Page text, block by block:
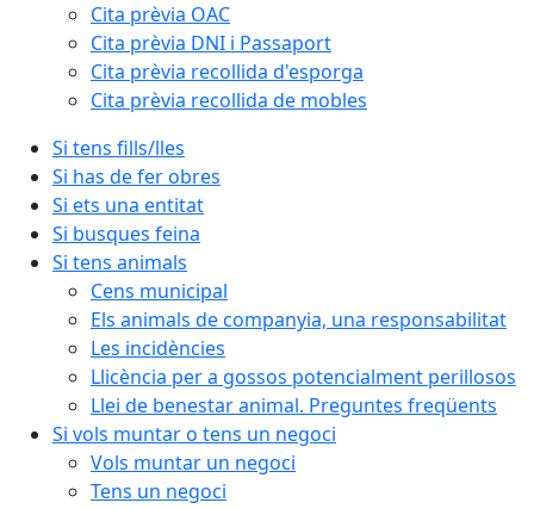
Cita prèvia OAC
Cita prèvia DNI i Passaport
Cita prèvia recollida d'esporga
Cita prèvia recollida de mobles
Si tens fills/lles
Si has de fer obres
Si ets una entitat
Si busques feina
Si tens animals
Cens municipal
Els animals de companyia, una responsabilitat
Les incidències
Llicència per a gossos potencialment perillosos
Llei de benestar animal. Preguntes freqüents
Si vols muntar o tens un negoci
Vols muntar un negoci
Tens un negoci